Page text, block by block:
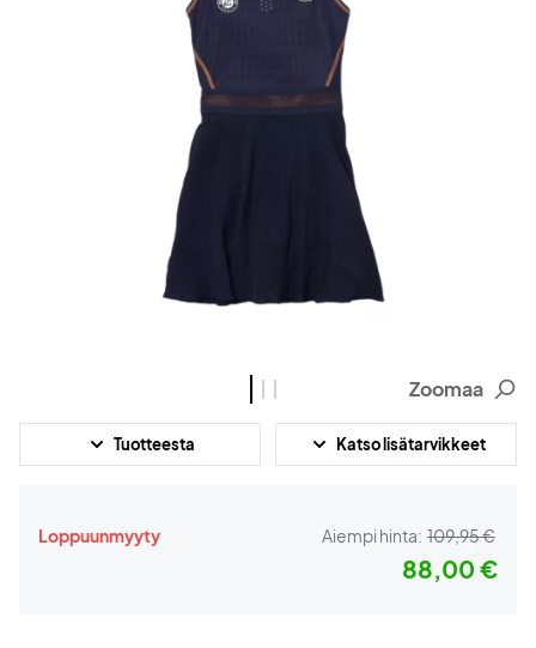
Zoomaa
Tuotteesta Katso lisätarvikkeet
Loppuunmyyty Aiempi hinta: 109,95 €
88,00 €